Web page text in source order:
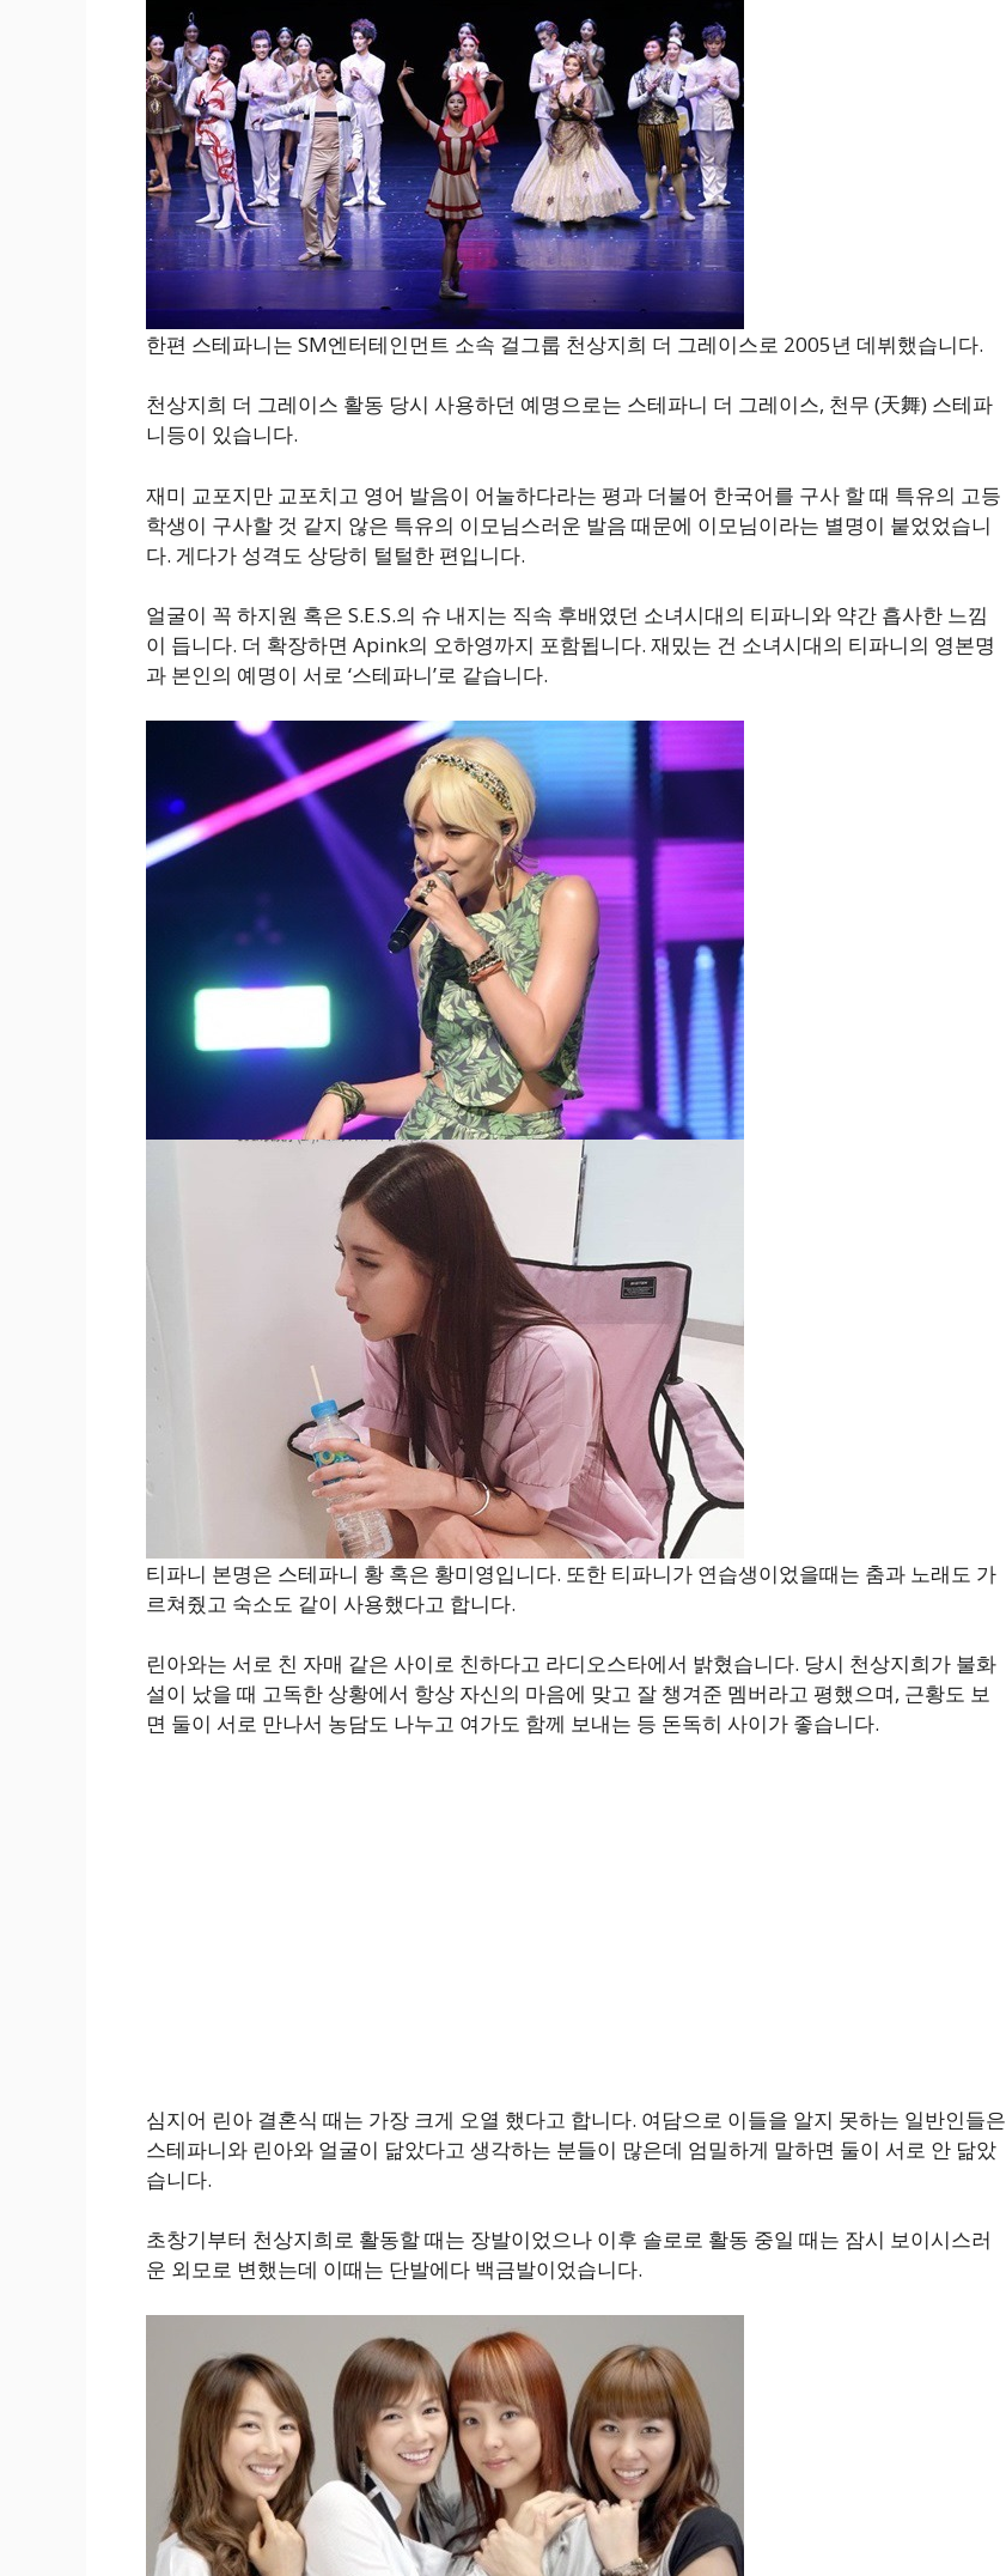
한편 스테파니는 SM엔터테인먼트 소속 걸그룹 천상지희 더 그레이스로 2005년 데뷔했습니다.
천상지희 더 그레이스 활동 당시 사용하던 예명으로는 스테파니 더 그레이스, 천무 (天舞) 스테파
니등이 있습니다.
재미 교포지만 교포치고 영어 발음이 어눌하다라는 평과 더불어 한국어를 구사 할 때 특유의 고등
학생이 구사할 것 같지 않은 특유의 이모님스러운 발음 때문에 이모님이라는 별명이 붙었었습니
다. 게다가 성격도 상당히 털털한 편입니다.
얼굴이 꼭 하지원 혹은 S.E.S.의 슈 내지는 직속 후배였던 소녀시대의 티파니와 약간 흡사한 느낌
이 듭니다. 더 확장하면 Apink의 오하영까지 포함됩니다. 재밌는 건 소녀시대의 티파니의 영본명
과 본인의 예명이 서로 ‘스테파니’로 같습니다.
티파니 본명은 스테파니 황 혹은 황미영입니다. 또한 티파니가 연습생이었을때는 춤과 노래도 가
르쳐줬고 숙소도 같이 사용했다고 합니다.
린아와는 서로 친 자매 같은 사이로 친하다고 라디오스타에서 밝혔습니다. 당시 천상지희가 불화
설이 났을 때 고독한 상황에서 항상 자신의 마음에 맞고 잘 챙겨준 멤버라고 평했으며, 근황도 보
면 둘이 서로 만나서 농담도 나누고 여가도 함께 보내는 등 돈독히 사이가 좋습니다.
심지어 린아 결혼식 때는 가장 크게 오열 했다고 합니다. 여담으로 이들을 알지 못하는 일반인들은
스테파니와 린아와 얼굴이 닮았다고 생각하는 분들이 많은데 엄밀하게 말하면 둘이 서로 안 닮았
습니다.
초창기부터 천상지희로 활동할 때는 장발이었으나 이후 솔로로 활동 중일 때는 잠시 보이시스러
운 외모로 변했는데 이때는 단발에다 백금발이었습니다.